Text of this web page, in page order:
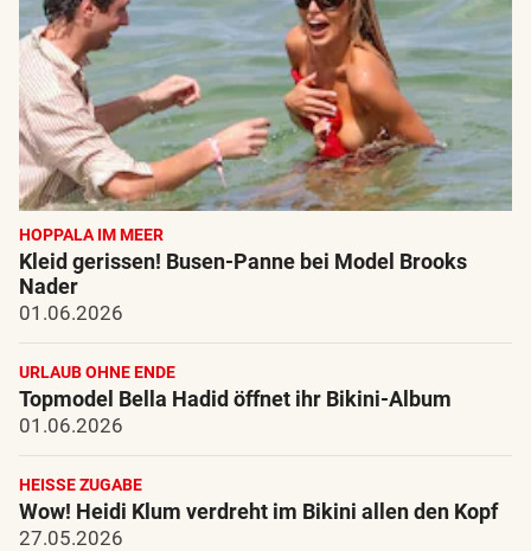
HOPPALA IM MEER
Kleid gerissen! Busen-Panne bei Model Brooks
Nader
01.06.2026
URLAUB OHNE ENDE
Topmodel Bella Hadid öffnet ihr Bikini-Album
01.06.2026
HEISSE ZUGABE
Wow! Heidi Klum verdreht im Bikini allen den Kopf
27.05.2026